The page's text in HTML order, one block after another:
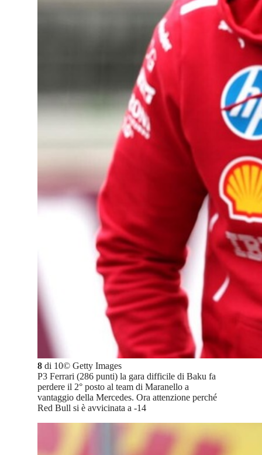
8 di 10© Getty Images
P3 Ferrari (286 punti) la gara difficile di Baku fa
perdere il 2° posto al team di Maranello a
vantaggio della Mercedes. Ora attenzione perché
Red Bull si è avvicinata a -14